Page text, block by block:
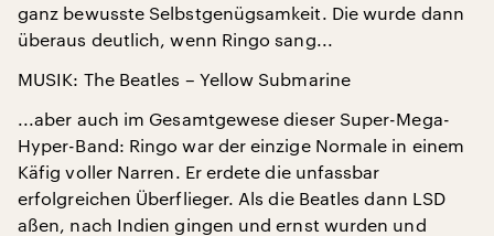
ganz bewusste Selbstgenügsamkeit. Die wurde dann
überaus deutlich, wenn Ringo sang...
MUSIK: The Beatles – Yellow Submarine
...aber auch im Gesamtgewese dieser Super-Mega-
Hyper-Band: Ringo war der einzige Normale in einem
Käfig voller Narren. Er erdete die unfassbar
erfolgreichen Überflieger. Als die Beatles dann LSD
aßen, nach Indien gingen und ernst wurden und